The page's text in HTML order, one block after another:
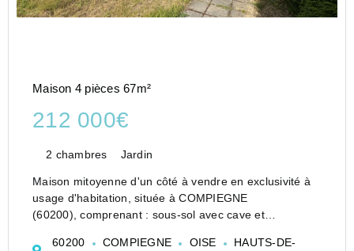
Maison 4 pièces 67m²
212 000€
2 chambres Jardin
Maison mitoyenne d'un côté à vendre en exclusivité à
usage d'habitation, située à COMPIEGNE
(60200), comprenant : sous-sol avec cave et
water-closets, dégagement, salle d'eau avec double
60200 COMPIEGNE OISE
HAUTS-DE-